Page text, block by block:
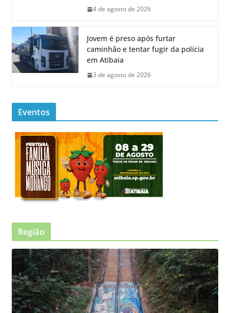
4 de agosto de 2026
Jovem é preso após furtar
caminhão e tentar fugir da polícia
em Atibaia
3 de agosto de 2026
Eventos
Região